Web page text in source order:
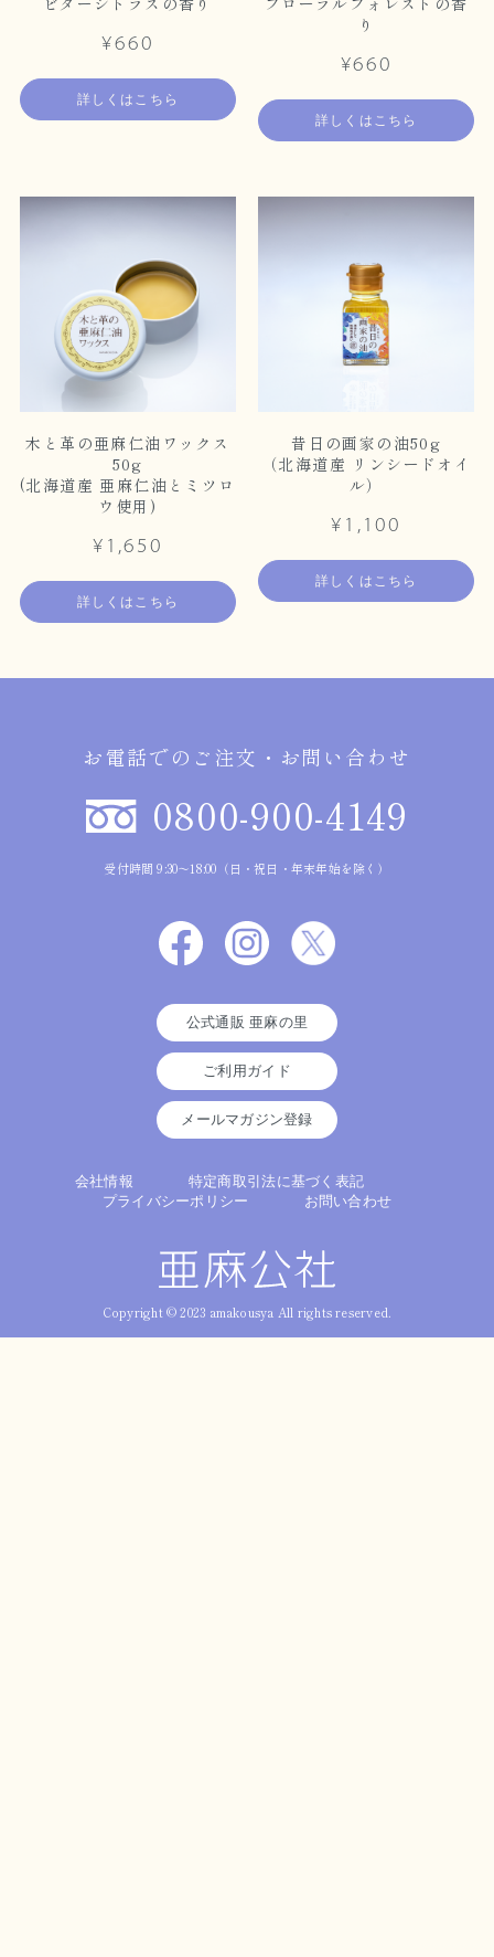
ビターシトラスの香り
¥660
詳しくはこちら
フローラルフォレストの香
り
¥660
詳しくはこちら
木と革の亜麻仁油ワックス
50g
(北海道産 亜麻仁油とミツロ
ウ使用)
¥1,650
詳しくはこちら
昔日の画家の油50g
（北海道産 リンシードオイ
ル）
¥1,100
詳しくはこちら
お電話でのご注文・お問い合わせ
0800-900-4149
受付時間 9:30～18:00（日・祝日・年末年始を除く）
公式通販 亜麻の里
ご利用ガイド
メールマガジン登録
会社情報
特定商取引法に基づく表記
プライバシーポリシー
お問い合わせ
Copyright © 2023 amakousya All rights reserved.